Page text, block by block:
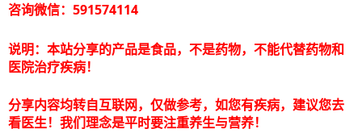
咨询微信：591574114
说明：本站分享的产品是食品，不是药物，不能代替药物和
医院治疗疾病！
分享内容均转自互联网，仅做参考，如您有疾病，建议您去
看医生！我们理念是平时要注重养生与营养！